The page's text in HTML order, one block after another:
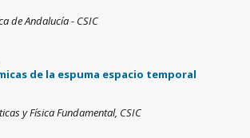
de Andalucía - CSIC
de la espuma espacio temporal
y Física Fundamental, CSIC